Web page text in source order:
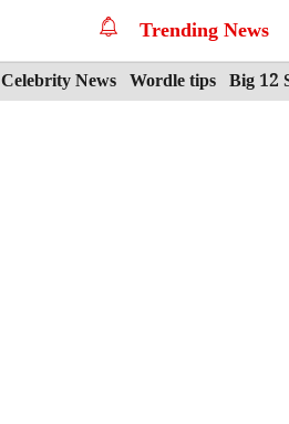
Trending News
Celebrity News Wordle tips Big 12